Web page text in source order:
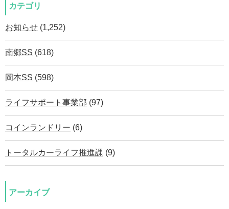
カテゴリ
お知らせ (1,252)
南郷SS (618)
岡本SS (598)
ライフサポート事業部 (97)
コインランドリー (6)
トータルカーライフ推進課 (9)
アーカイブ